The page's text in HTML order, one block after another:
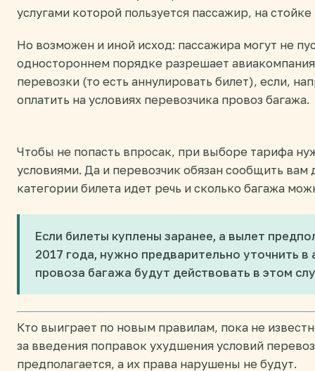
услугами которой пользуется пассажир, на
Но возможен и иной исход: пассажира могут не
одностороннем порядке разрешает
перевозки (то есть аннулировать билет), если,
оплатить на условиях перевозчика провоз багажа.
Чтобы не попасть впросак, при выборе тарифа
условиями. Да и перевозчик обязан сообщить вам
категории билета идет речь и сколько багажа
Если билеты куплены заранее, а вылет
2017 года, нужно предварительно уточнить
провоза багажа будут действовать в этом
Кто выиграет по новым правилам, пока не
за введения поправок ухудшения условий
предполагается, а их права нарушены не будут.